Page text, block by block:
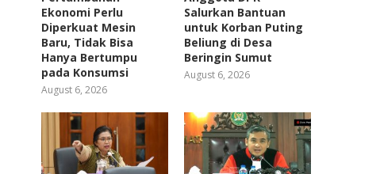
Ekonomi Perlu
Diperkuat Mesin
Baru, Tidak Bisa
Hanya Bertumpu
pada Konsumsi
August 6, 2026
Salurkan Bantuan
untuk Korban Puting
Beliung di Desa
Beringin Sumut
August 6, 2026